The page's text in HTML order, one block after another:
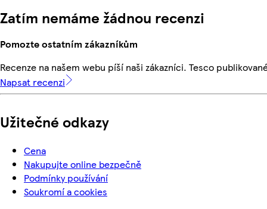
Zatím nemáme žádnou recenzi
Pomozte ostatním zákazníkům
Recenze na našem webu píší naši zákazníci. Tesco
Napsat recenzi
Užitečné odkazy
Cena
Nakupujte online bezpečně
Podmínky používání
Soukromí a cookies